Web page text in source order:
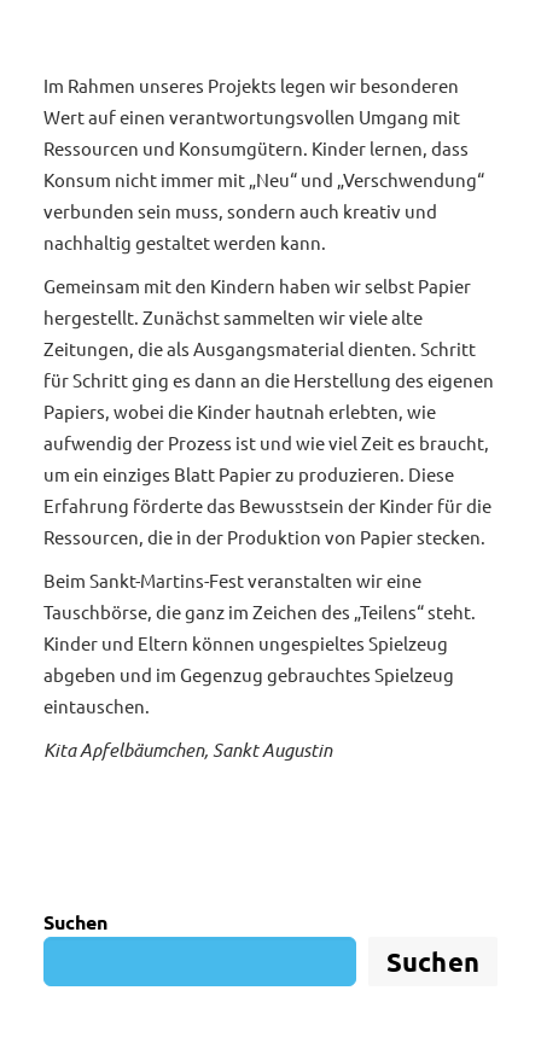
Im Rahmen unseres Projekts legen wir besonderen
Wert auf einen verantwortungsvollen Umgang mit
Ressourcen und Konsumgütern. Kinder lernen, dass
Konsum nicht immer mit „Neu“ und „Verschwendung“
verbunden sein muss, sondern auch kreativ und
nachhaltig gestaltet werden kann.
Gemeinsam mit den Kindern haben wir selbst Papier
hergestellt. Zunächst sammelten wir viele alte
Zeitungen, die als Ausgangsmaterial dienten. Schritt
für Schritt ging es dann an die Herstellung des eigenen
Papiers, wobei die Kinder hautnah erlebten, wie
aufwendig der Prozess ist und wie viel Zeit es braucht,
um ein einziges Blatt Papier zu produzieren. Diese
Erfahrung förderte das Bewusstsein der Kinder für die
Ressourcen, die in der Produktion von Papier stecken.
Beim Sankt-Martins-Fest veranstalten wir eine
Tauschbörse, die ganz im Zeichen des „Teilens“ steht.
Kinder und Eltern können ungespieltes Spielzeug
abgeben und im Gegenzug gebrauchtes Spielzeug
eintauschen.
Kita Apfelbäumchen, Sankt Augustin
Suchen
Suchen